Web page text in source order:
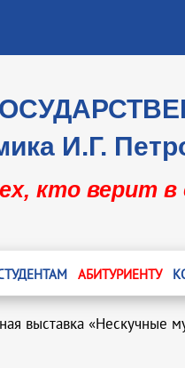
И.Г.
кто верит
АБИТУРИЕНТУ
выставка «Нескучные